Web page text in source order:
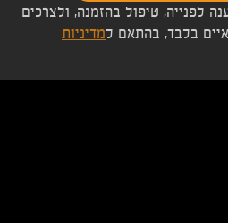
לפנייה, טיפול בהזמנה, ולצרכים
בלבד, בהתאם למדיניות